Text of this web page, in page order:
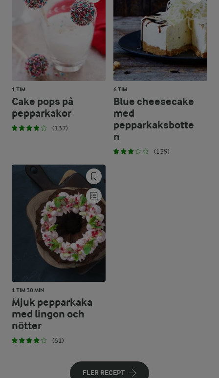
1 TIM
Cake pops på
pepparkakor
(137)
6 TIM
Blue cheesecake
med
pepparkaksbotte
n
(139)
1 TIM 30 MIN
Mjuk pepparkaka
med lingon och
nötter
(61)
FLER RECEPT